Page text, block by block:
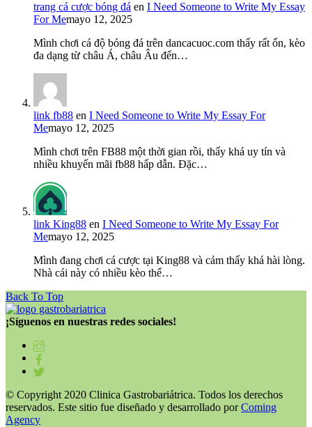
trang cá cược bóng đá en I Need Someone to Write My Essay
For Memayo 12, 2025
Mình chơi cá độ bóng đá trên dancacuoc.com thấy rất ổn, kèo
đa dạng từ châu Á, châu Âu đến…
link fb88 en I Need Someone to Write My Essay For
Memayo 12, 2025
Mình chơi trên FB88 một thời gian rồi, thấy khá uy tín và
nhiều khuyến mãi fb88 hấp dẫn. Đặc…
link King88 en I Need Someone to Write My Essay For
Memayo 12, 2025
Mình đang chơi cá cược tại King88 và cảm thấy khá hài lòng.
Nhà cái này có nhiều kèo thể…
Back To Top
¡Síguenos en nuestras redes sociales!
© Copyright 2020 Clinica Gastrobariátrica. Todos los derechos
reservados. Este sitio fue diseñado y desarrollado porComing
Agency